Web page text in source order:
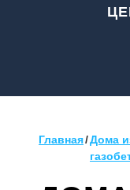
Главная/Дома